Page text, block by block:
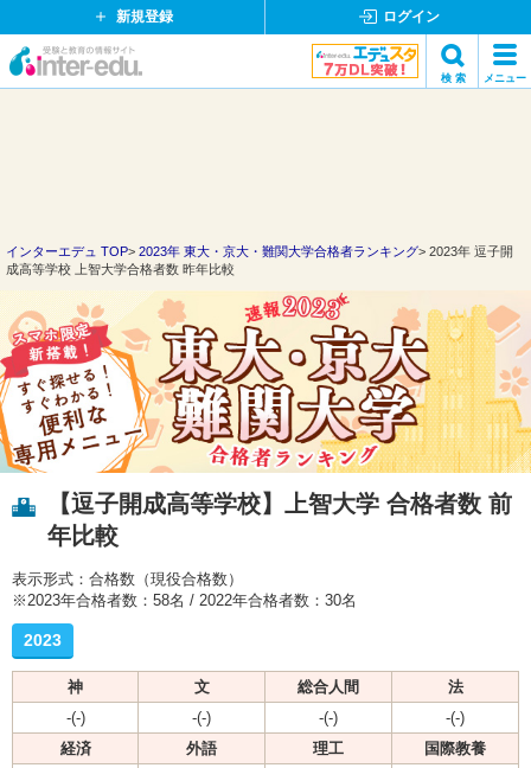
新規登録 ログイン
イ
ド
ッ
ト
コ
ム
検 索 メニュー
インターエデュ TOP 2023年 東大・京大・難関大学合格者ランキング
2023年 逗子開
成高等学校 上智大学合格者数 昨年比較
【逗子開成高等学校】上智大学 合格者数 前
年比較
表示形式：合格数（現役合格数）
※2023年合格者数：58名 / 2022年合格者数：30名
2023
神 文 総合人間
法
-(-)
-(-) -(-)
-(-)
経済
外語 理工
国際教養